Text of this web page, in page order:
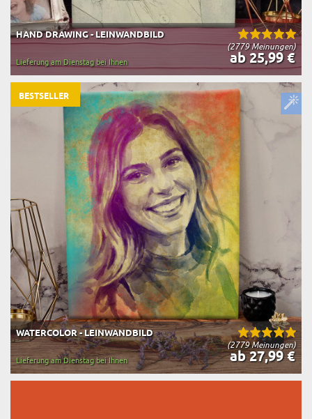
(2779 Meinungen)
HAND DRAWING - LEINWANDBILD
ab 25,99 €
Lieferung am Dienstag bei Ihnen
(2779 Meinungen)
WATERCOLOR - LEINWANDBILD
ab 27,99 €
Lieferung am Dienstag bei Ihnen
BESTSELLER